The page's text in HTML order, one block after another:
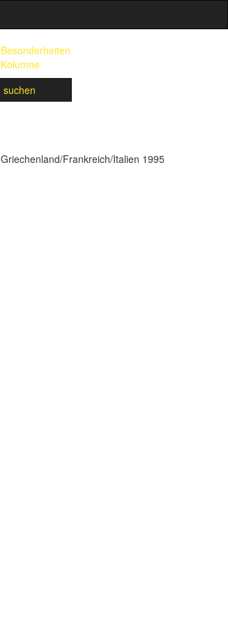
Besonderheiten
Kolumne
suchen
Griechenland/Frankreich/Italien 1995